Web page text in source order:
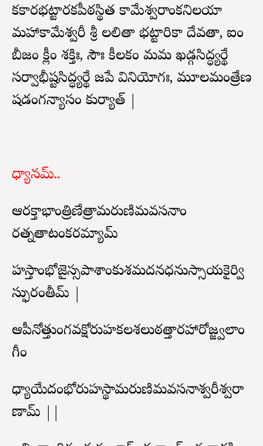
కకారభట్టారకపీఠస్థిత కామేశ్వరాంకనిలయా
మహాకామేశ్వరీ శ్రీ లలితా భట్టారికా దేవతా, ఐం
బీజం క్లీం శక్తిః, సౌః కీలకం మమ ఖడ్గసిద్ధ్యర్థే
సర్వాభీష్టసిద్ధ్యర్థే జపే వినియోగః, మూలమంత్రేణ
షడంగన్యాసం కుర్యాత్ |
ధ్యానమ్..
ఆరక్తాభాంత్రిణేత్రామరుణిమవసనాం
రత్నతాటంకరమ్యామ్
హస్తాంభోజైస్సపాశాంకుశమదనధనుస్సాయకైర్వి
స్ఫురంతీమ్ |
ఆపీనోత్తుంగవక్షోరుహకలశలుఠత్తారహారోజ్జ్వలాం
గీం
ధ్యాయేదంభోరుహస్థామరుణిమవసనామీశ్వరీమీశ్వరా
ణామ్ ||